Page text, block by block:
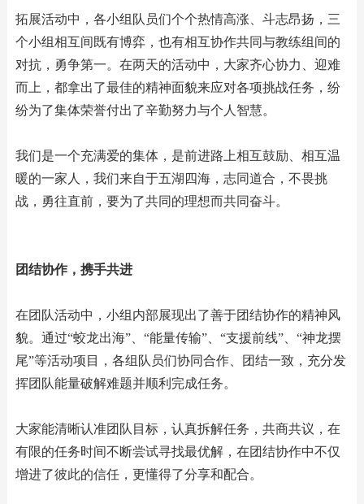
拓展活动中，各小组队员们个个热情高涨、斗志昂扬，三
个小组相互间既有博弈，也有相互协作共同与教练组间的
对抗，勇争第一。在两天的活动中，大家齐心协力、迎难
而上，都拿出了最佳的精神面貌来应对各项挑战任务，纷
纷为了集体荣誉付出了辛勤努力与个人智慧。
我们是一个充满爱的集体，是前进路上相互鼓励、相互温
暖的一家人，我们来自于五湖四海，志同道合，不畏挑
战，勇往直前，要为了共同的理想而共同奋斗。
团结协作，携手共进
在团队活动中，小组内部展现出了善于团结协作的精神风
貌。通过“蛟龙出海”、“能量传输”、“支援前线”、“神龙摆
尾”等活动项目，各组队员们协同合作、团结一致，充分发
挥团队能量破解难题并顺利完成任务。
大家能清晰认准团队目标，认真拆解任务，共商共议，在
有限的任务时间不断尝试寻找最优解，在团结协作中不仅
增进了彼此的信任，更懂得了分享和配合。